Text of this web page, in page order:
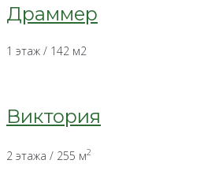
Драммер
1 этаж / 142 м2
Виктория
2 этажа / 255 м2